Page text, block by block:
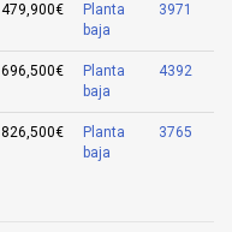
479,900€
Planta
baja
3971
696,500€
Planta
baja
4392
826,500€
Planta
baja
3765